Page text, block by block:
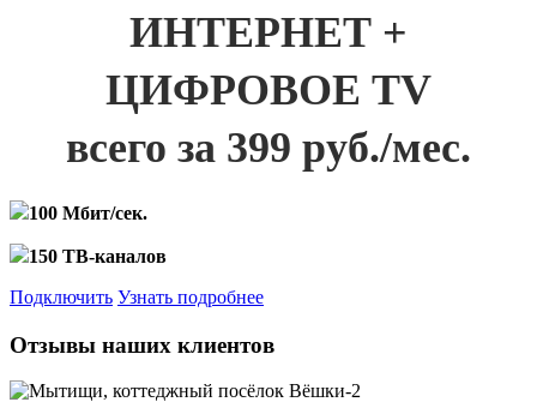
ИНТЕРНЕТ +
ЦИФРОВОЕ TV
всего за 399 руб./мес.
100 Мбит/сек.
150 ТВ-каналов
Подключить Узнать подробнее
Отзывы наших клиентов